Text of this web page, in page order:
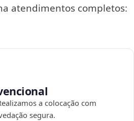
atendimentos completos:
a colocação com
segura.